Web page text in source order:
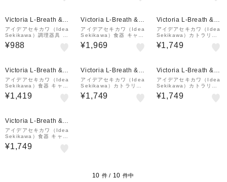
Victoria L-Breath &m
all店
アイデアセキカワ（Idea
Sekikawa）調理器具 コ
ンビニエンストング Tng
07 キャンプ アウトドア
¥988
Victoria L-Breath &m
all店
アイデアセキカワ（Idea
Sekikawa）食器 キャン
プ アウトドア ブラック
スタッキング皿 大 210m
¥1,969
Victoria L-Breath &m
all店
アイデアセキカワ（Idea
Sekikawa）カトラリー
先割れスプーン キャンプ
アウトドア HOVERLIG
¥1,749
Victoria L-Breath &m
all店
アイデアセキカワ（Idea
Sekikawa）食器 キャン
プ アウトドア ブラック
スタッキング皿 小 160m
¥1,419
Victoria L-Breath &m
all店
アイデアセキカワ（Idea
Sekikawa）カトラリー
先割れスプーン キャンプ
アウトドア HOVERLIG
¥1,749
Victoria L-Breath &m
all店
アイデアセキカワ（Idea
Sekikawa）カトラリー
先割れスプーン キャンプ
アウトドア HOVERLIG
¥1,749
Victoria L-Breath &m
all店
アイデアセキカワ（Idea
Sekikawa）食器 キャン
プ アウトドア ブラック
スタッキング皿 中 190m
¥1,749
10 件 / 10 件中